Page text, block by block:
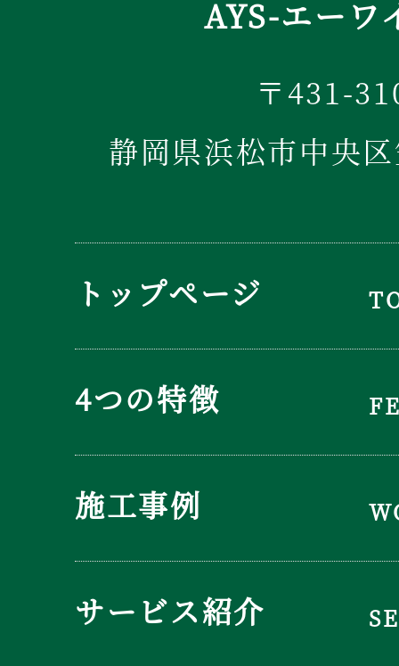
AYS-エーワ
〒431-
静岡県浜松市中央
トップページ
4つの特徴
施工事例
サービス紹介